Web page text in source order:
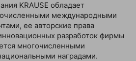
KRAUSE обладает
международными
ее авторские права
разработок фирмы
многочисленными
наградами.